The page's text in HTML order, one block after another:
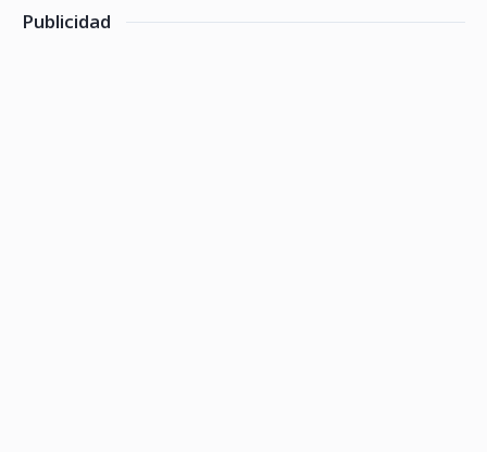
Publicidad